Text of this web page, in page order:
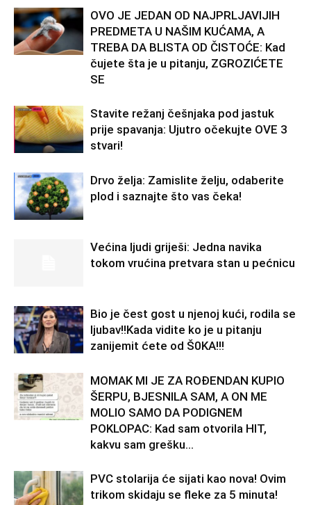
OVO JE JEDAN OD NAJPRLJAVIJIH
PREDMETA U NAŠIM KUĆAMA, A
TREBA DA BLISTA OD ČISTOĆE: Kad
čujete šta je u pitanju, ZGROZIĆETE
SE
Stavite režanj češnjaka pod jastuk
prije spavanja: Ujutro očekujte OVE 3
stvari!
Drvo želja: Zamislite želju, odaberite
plod i saznajte što vas čeka!
Većina ljudi griješi: Jedna navika
tokom vrućina pretvara stan u pećnicu
Bio je čest gost u njenoj kući, rodila se
ljubav!!Kada vidite ko je u pitanju
zanijemit ćete od Š0KA!!!
MOMAK MI JE ZA ROĐENDAN KUPIO
ŠERPU, BJESNILA SAM, A ON ME
MOLIO SAMO DA PODIGNEM
POKLOPAC: Kad sam otvorila HIT,
kakvu sam grešku...
PVC stolarija će sijati kao nova! Ovim
trikom skidaju se fleke za 5 minuta!